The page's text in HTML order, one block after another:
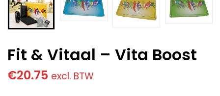
Fit & Vitaal – Vita Boost
€20.75 excl. BTW